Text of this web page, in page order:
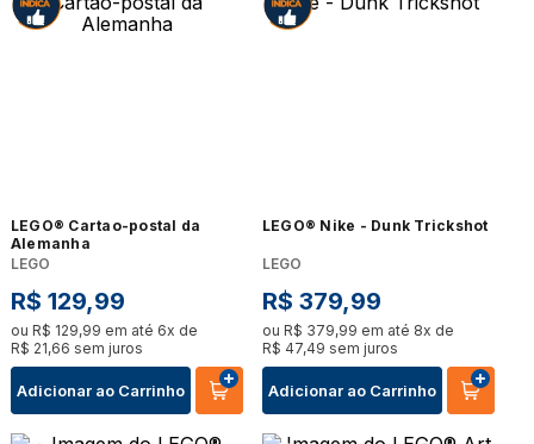
LEGO® Cartao-postal da
Alemanha
LEGO
R$ 129,99
ou R$ 129,99 em até 6x de
R$ 21,66 sem juros
Adicionar ao Carrinho
LEGO® Nike - Dunk Trickshot
LEGO
R$ 379,99
ou R$ 379,99 em até 8x de
R$ 47,49 sem juros
Adicionar ao Carrinho